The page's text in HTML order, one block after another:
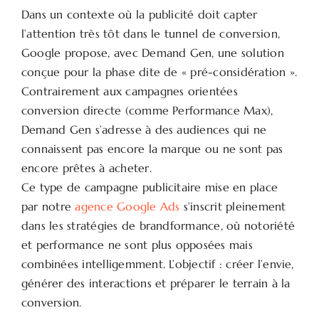
Dans un contexte où la publicité doit capter
l’attention très tôt dans le tunnel de conversion,
Google propose, avec Demand Gen, une solution
conçue pour la phase dite de « pré-considération ».
Contrairement aux campagnes orientées
conversion directe (comme Performance Max),
Demand Gen s’adresse à des audiences qui ne
connaissent pas encore la marque ou ne sont pas
encore prêtes à acheter.
Ce type de campagne publicitaire mise en place
par notreagence Google Ads s’inscrit pleinement
dans les stratégies de brandformance, où notoriété
et performance ne sont plus opposées mais
combinées intelligemment. L’objectif : créer l’envie,
générer des interactions et préparer le terrain à la
conversion.